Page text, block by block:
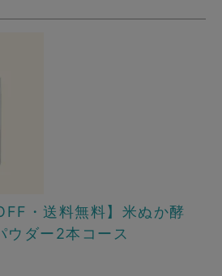
・送料無料】米ぬか酵
ウダー2本コース